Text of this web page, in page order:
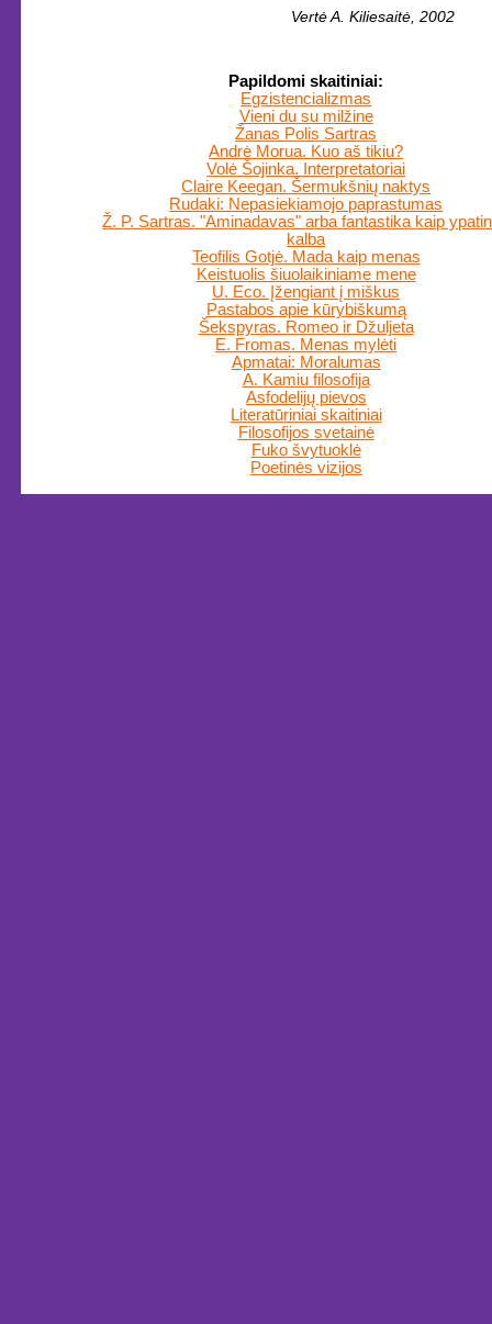
Vertė A. Kiliesaitė, 2002
Papildomi skaitiniai:
Egzistencializmas
Vieni du su milžine
Žanas Polis Sartras
Andrė Morua. Kuo aš tikiu?
Volė Šojinka. Interpretatoriai
Claire Keegan. Šermukšnių naktys
Rudaki: Nepasiekiamojo paprastumas
Ž. P. Sartras. "Aminadavas" arba fantastika kaip
kalba
Teofilis Gotjė. Mada kaip menas
Keistuolis šiuolaikiniame mene
U. Eco. Įžengiant į miškus
Pastabos apie kūrybiškumą
Šekspyras. Romeo ir Džuljeta
E. Fromas. Menas mylėti
Apmatai: Moralumas
A. Kamiu filosofija
Asfodelijų pievos
Literatūriniai skaitiniai
Filosofijos svetainė
Fuko švytuoklė
Poetinės vizijos